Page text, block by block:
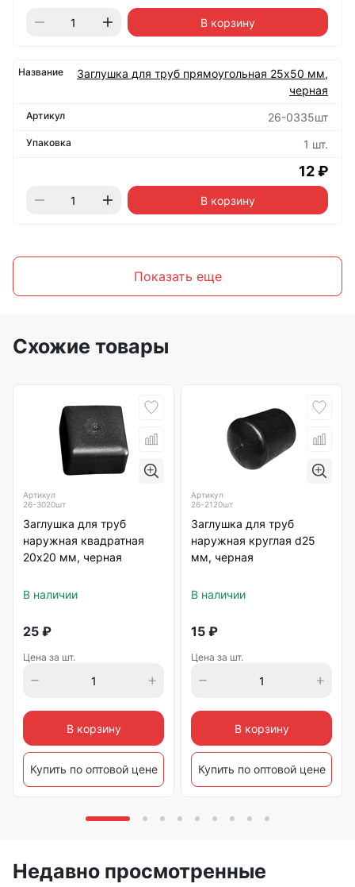
В корзину
Заглушка для труб прямоугольная 25х50 мм,
черная
26-0335шт
1 шт.
12 ₽
В корзину
Показать еще
Схожие товары
Артикул
26-3020шт
Заглушка для труб
наружная квадратная
20х20 мм, черная
В наличии
25 ₽
Цена за шт.
В корзину
Купить по оптовой цене
Артикул
26-2120шт
Заглушка для труб
наружная круглая d25
мм, черная
В наличии
15 ₽
Цена за шт.
В корзину
Купить по оптовой цене
Недавно просмотренные